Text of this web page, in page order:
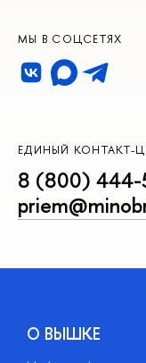
МЫ В СОЦСЕТЯХ
ЕДИНЫЙ КОНТАКТ-
8 (800) 444-
О ВЫШКЕ